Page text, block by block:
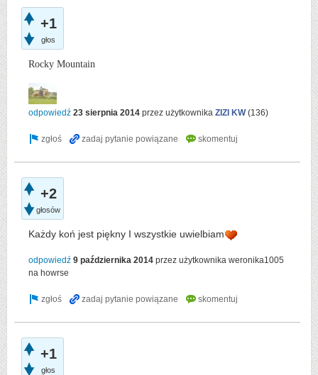
+1
głos
Rocky Mountain
odpowiedź 23 sierpnia 2014 przez użytkownika ZIZI KW (136)
+2
głosów
Każdy koń jest piękny I wszystkie uwielbiam
odpowiedź 9 października 2014 przez użytkownika weronika1005
na howrse
+1
głos